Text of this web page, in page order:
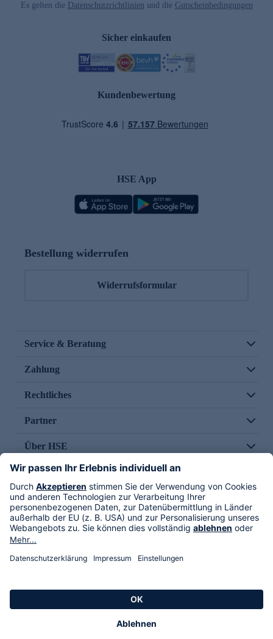
Es gelten die Datenschutzrichtlinien und die Gutscheinbedingungen
Sicher einkaufen
Kundenbewertung
HSE App
Bestellung widerrufen
Widerrufsformular
Service & Beratung
Zahlung
Rechtliches
Partner
Über HSE
Im TV
HSE International